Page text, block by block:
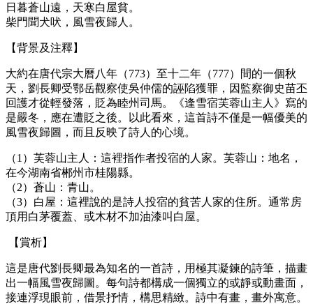
日暮蒼山遠，天寒白屋貧。
柴門聞犬吠，風雪夜歸人。
【背景及注釋】
大約在唐代宗大曆八年（773）至十二年（777）間的一個秋
天，劉長卿受鄂岳觀察使吳仲儒的誣陷獲罪，因監察御史苗丕
回護才從輕發落，貶為睦州司馬。《逢雪宿芙蓉山主人》寫的
是嚴冬，應在遭貶之後。以此看來，這首詩不僅是一幅優美的
風雪夜歸圖，而且反映了詩人的心境。
（1）芙蓉山主人：這裡指作者投宿的人家。芙蓉山：地名，
在今湖南省郴州市桂陽縣。
（2）蒼山：青山。
（3）白屋：這裡說的是詩人投宿的貧苦人家的住所。通常房
頂用白茅覆蓋、或木材不加油漆叫白屋。
【賞析】
這是唐代劉長卿最為知名的一首詩，用極其凝鍊的詩筆，描畫
出一幅風雪夜歸圖。每句詩都構成一個獨立的或靜或動畫面，
接連浮現眼前，借景抒情，構思精緻。詩中有畫，畫外寓意。